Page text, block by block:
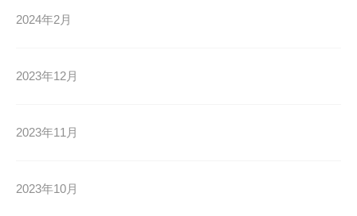
2024年2月
2023年12月
2023年11月
2023年10月